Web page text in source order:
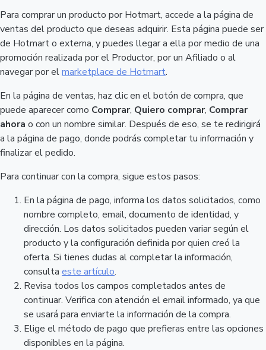
Para comprar un producto por Hotmart, accede a la página de
ventas del producto que deseas adquirir. Esta página puede ser
de Hotmart o externa, y puedes llegar a ella por medio de una
promoción realizada por el Productor, por un Afiliado o al
navegar por elmarketplace de Hotmart.
En la página de ventas, haz clic en el botón de compra, que
puede aparecer como Comprar, Quiero comprar, Comprar
ahora o con un nombre similar. Después de eso, se te redirigirá
a la página de pago, donde podrás completar tu información y
finalizar el pedido.
Para continuar con la compra, sigue estos pasos:
En la página de pago, informa los datos solicitados, como
nombre completo, email, documento de identidad, y
dirección. Los datos solicitados pueden variar según el
producto y la configuración definida por quien creó la
oferta. Si tienes dudas al completar la información,
consulta este artículo.
Revisa todos los campos completados antes de
continuar. Verifica con atención el email informado, ya que
se usará para enviarte la información de la compra.
Elige el método de pago que prefieras entre las opciones
disponibles en la página.